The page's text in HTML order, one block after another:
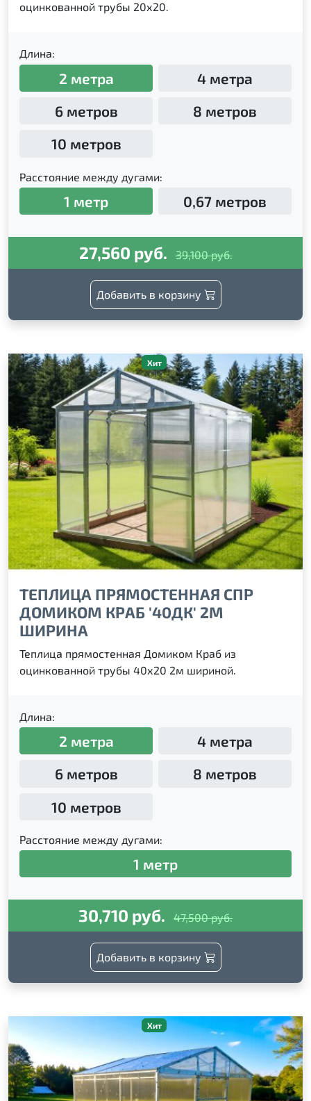
оцинкованной трубы 20х20.
Длина:
2 метра
4 метра
6 метров
8 метров
10 метров
Расстояние между дугами:
1 метр 0,67 метров
27,560 руб. 39,100 руб.
Добавить в корзину
Хит
ТЕПЛИЦА ПРЯМОСТЕННАЯ СПР
ДОМИКОМ КРАБ '40ДК' 2М
ШИРИНА
Теплица прямостенная Домиком Краб из
оцинкованной трубы 40х20 2м шириной.
Длина:
2 метра
4 метра
6 метров
8 метров
10 метров
Расстояние между дугами:
1 метр
30,710 руб. 47,500 руб.
Добавить в корзину
Хит